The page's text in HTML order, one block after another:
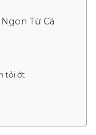
Từ Cá
tỏi ớt